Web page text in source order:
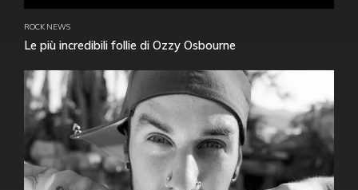
ROCK NEWS
Le più incredibili follie di Ozzy Osbourne